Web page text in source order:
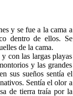
y se fue a la cama a
dentro de ellos. Se
de la cama.
con las largas playas
y las grandes
sus sueños sentía el
Sentía el olor a
de tierra traía por la